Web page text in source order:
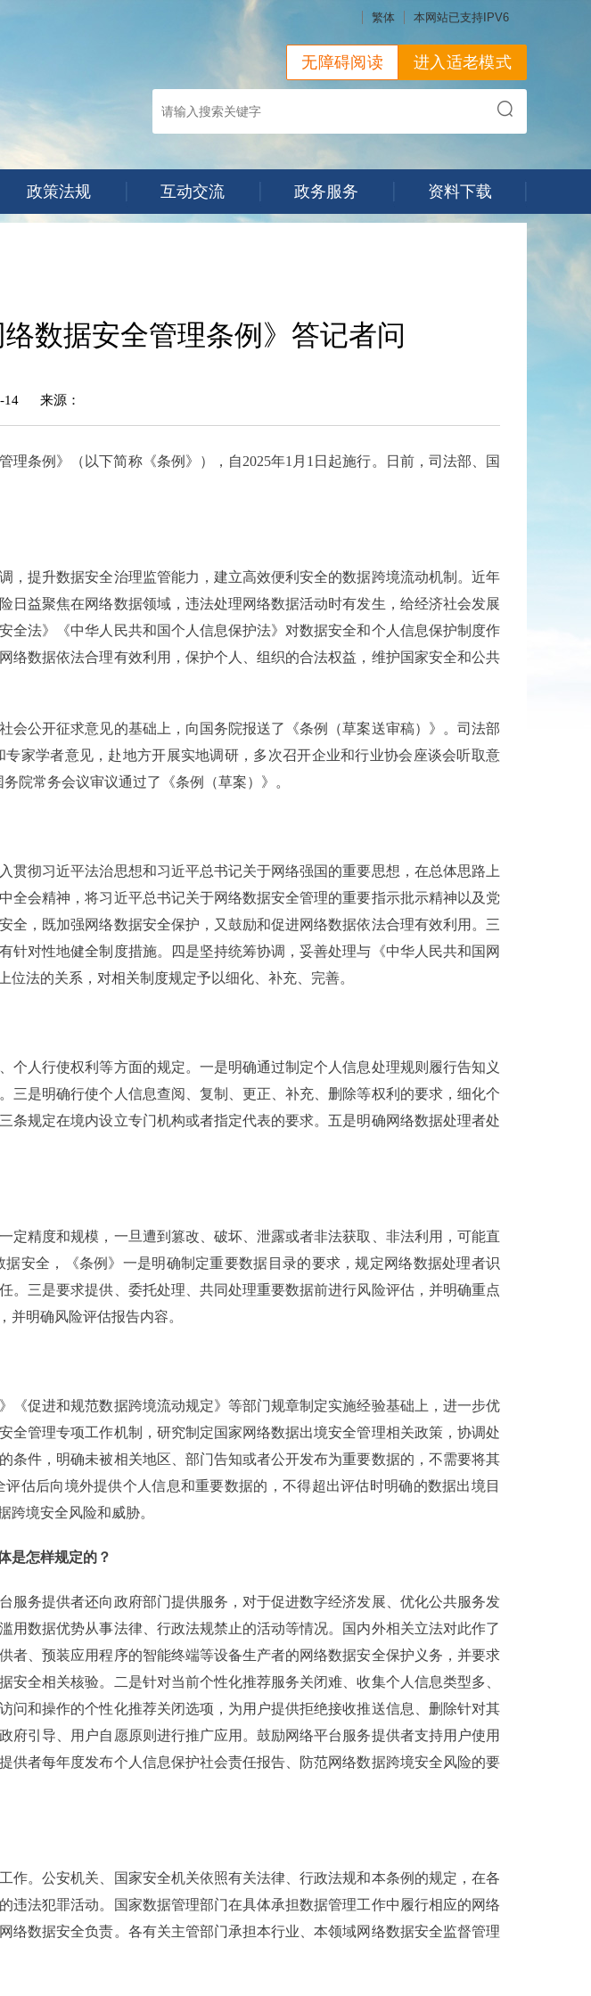
繁体 本网站已支持IPV6
进入适老模式
无障碍阅读
政策法规 互动交流 政务服务 资料下载
数据安全管理条例》答记者问
14 来源：
条例》（以下简称《条例》），自2025年1月1日起施行。日前，司法部、国
提升数据安全治理监管能力，建立高效便利安全的数据跨境流动机制。近年
益聚焦在网络数据领域，违法处理网络数据活动时有发生，给经济社会发展
法》《中华人民共和国个人信息保护法》对数据安全和个人信息保护制度作
数据依法合理有效利用，保护个人、组织的合法权益，维护国家安全和公共
公开征求意见的基础上，向国务院报送了《条例（草案送审稿）》。司法部
家学者意见，赴地方开展实地调研，多次召开企业和行业协会座谈会听取意
院常务会议审议通过了《条例（草案）》。
贯彻习近平法治思想和习近平总书记关于网络强国的重要思想，在总体思路上
会精神，将习近平总书记关于网络数据安全管理的重要指示批示精神以及党
，既加强网络数据安全保护，又鼓励和促进网络数据依法合理有效利用。三
对性地健全制度措施。四是坚持统筹协调，妥善处理与《中华人民共和国网
法的关系，对相关制度规定予以细化、补充、完善。
个人行使权利等方面的规定。一是明确通过制定个人信息处理规则履行告知义
是明确行使个人信息查阅、复制、更正、补充、删除等权利的要求，细化个
条规定在境内设立专门机构或者指定代表的要求。五是明确网络数据处理者处
定精度和规模，一旦遭到篡改、破坏、泄露或者非法获取、非法利用，可能直
安全，《条例》一是明确制定重要数据目录的要求，规定网络数据处理者识
三是要求提供、委托处理、共同处理重要数据前进行风险评估，并明确重点
明确风险评估报告内容。
《促进和规范数据跨境流动规定》等部门规章制定实施经验基础上，进一步优
管理专项工作机制，研究制定国家网络数据出境安全管理相关政策，协调处
件，明确未被相关地区、部门告知或者公开发布为重要数据的，不需要将其
估后向境外提供个人信息和重要数据的，不得超出评估时明确的数据出境目
跨境安全风险和威胁。
是怎样规定的？
服务提供者还向政府部门提供服务，对于促进数字经济发展、优化公共服务发
数据优势从事法律、行政法规禁止的活动等情况。国内外相关立法对此作了
、预装应用程序的智能终端等设备生产者的网络数据安全保护义务，并要求
全相关核验。二是针对当前个性化推荐服务关闭难、收集个人信息类型多、
和操作的个性化推荐关闭选项，为用户提供拒绝接收推送信息、删除针对其
引导、用户自愿原则进行推广应用。鼓励网络平台服务提供者支持用户使用
供者每年度发布个人信息保护社会责任报告、防范网络数据跨境安全风险的要
作。公安机关、国家安全机关依照有关法律、行政法规和本条例的规定，在各
法犯罪活动。国家数据管理部门在具体承担数据管理工作中履行相应的网络
数据安全负责。各有关主管部门承担本行业、本领域网络数据安全监督管理